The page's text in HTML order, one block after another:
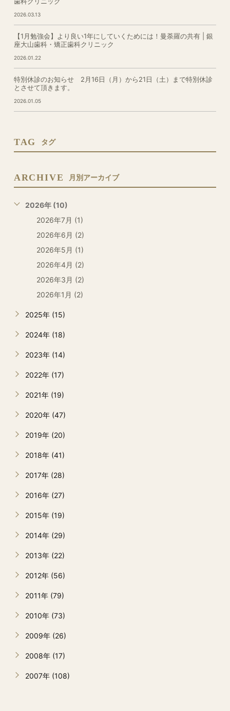
2026.03.13
【1月勉強会】より良い1年にしていくためには！曼荼羅の共有 | 銀
座大山歯科・矯正歯科クリニック
2026.01.22
特別休診のお知らせ 2月16日（月）から21日（土）まで特別休診
とさせて頂きます。
2026.01.05
TAG タグ
ARCHIVE 月別アーカイブ
2026年 (10)
2026年7月 (1)
2026年6月 (2)
2026年5月 (1)
2026年4月 (2)
2026年3月 (2)
2026年1月 (2)
2025年 (15)
2024年 (18)
2023年 (14)
2022年 (17)
2021年 (19)
2020年 (47)
2019年 (20)
2018年 (41)
2017年 (28)
2016年 (27)
2015年 (19)
2014年 (29)
2013年 (22)
2012年 (56)
2011年 (79)
2010年 (73)
2009年 (26)
2008年 (17)
2007年 (108)